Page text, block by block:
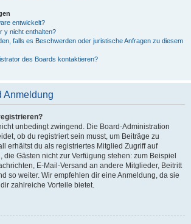
entwickelt?
y nicht enthalten?
falls es Beschwerden oder juristische Anfragen zu diesem
des Boards kontaktieren?
Anmeldung
unbedingt zwingend. Die Board-Administration
ob du registriert sein musst, um Beiträge zu
erhältst du als registriertes Mitglied Zugriff auf
die Gästen nicht zur Verfügung stehen: zum Beispiel
E-Mail-Versand an andere Mitglieder, Beitritt
so weiter. Wir empfehlen dir eine Anmeldung, da sie
zahlreiche Vorteile bietet.